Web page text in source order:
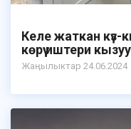
Келе жаткан
көрүү иштери
Жаӊылыктар 24.06.2024